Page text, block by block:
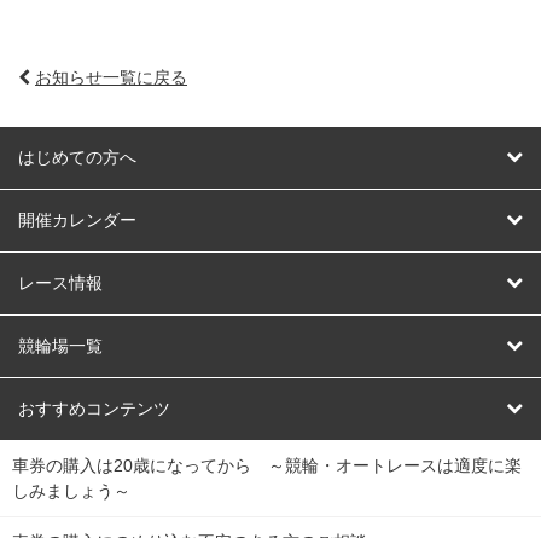
お知らせ一覧に戻る
はじめての方へ
はじめての方へ
開催カレンダー
競輪
オートレース
競輪くじ
Dokanto!
チャリロトプラザ
レース情報
レース予想
レース結果
キャリーオーバー一覧
競輪場一覧
北日本 函館競輪場
関
東
弥彦競輪場 前橋競輪場 取手競輪場 宇都宮競輪場
おすすめコンテンツ
競輪選手情報
Perfecta Navi
車券の購入は20歳になってから ～競輪・オートレースは適度に楽
しみましょう～